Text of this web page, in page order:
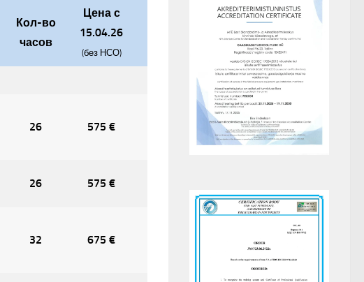
Кол-во
часов
Цена с
15.04.26
(без НСО)
26 575 €
26 575 €
32 675 €